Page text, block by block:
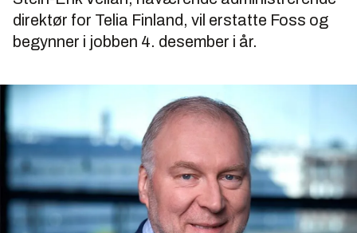
direktør for Telia Finland, vil erstatte Foss og
begynner i jobben 4. desember i år.